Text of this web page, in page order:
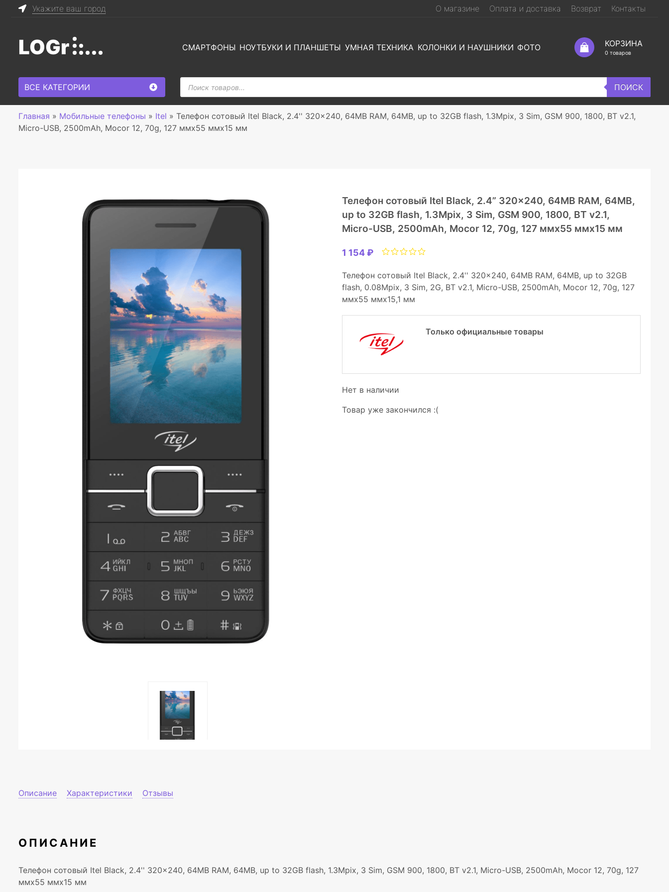
Укажите ваш город О магазине Оплата и доставка Возврат Контакты
LOGr СМАРТФОНЫ НОУТБУКИ И ПЛАНШЕТЫ УМНАЯ ТЕХНИКА КОЛОНКИ И НАУШНИКИ ФОТО КОРЗИНА
0 товаров
ВСЕ КАТЕГОРИИ
Поиск
товаров
ПОИСК
Главная » Мобильные телефоны » Itel » Телефон сотовый Itel Black, 2.4'' 320x240, 64MB RAM, 64MB, up to 32GB flash, 1.3Mpix, 3 Sim, GSM 900, 1800, BT v2.1,
Micro-USB, 2500mAh, Mocor 12, 70g, 127 ммx55 ммx15 мм
Телефон сотовый Itel Black, 2.4” 320×240, 64MB RAM, 64MB,
up to 32GB flash, 1.3Mpix, 3 Sim, GSM 900, 1800, BT v2.1,
Micro-USB, 2500mAh, Mocor 12, 70g, 127 ммx55 ммx15 мм
1 154 ₽
Телефон сотовый Itel Black, 2.4'' 320x240, 64MB RAM, 64MB, up to 32GB
flash, 0.08Mpix, 3 Sim, 2G, BT v2.1, Micro-USB, 2500mAh, Mocor 12, 70g, 127
ммx55 ммx15,1 мм
Только официальные товары
Нет в наличии
Товар уже закончился :(
Описание Характеристики Отзывы
ОПИСАНИЕ
Телефон сотовый Itel Black, 2.4'' 320x240, 64MB RAM, 64MB, up to 32GB flash, 1.3Mpix, 3 Sim, GSM 900, 1800, BT v2.1, Micro-USB, 2500mAh, Mocor 12, 70g, 127
ммx55 ммx15 мм